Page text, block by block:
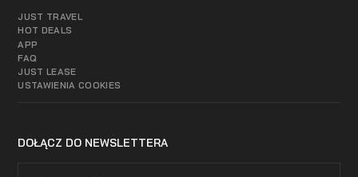
JUST TRAVEL
HOT DEALS
APP
FAQ
JUST LEASE
USTAWIENIA COOKIES
DOŁĄCZ DO NEWSLETTERA